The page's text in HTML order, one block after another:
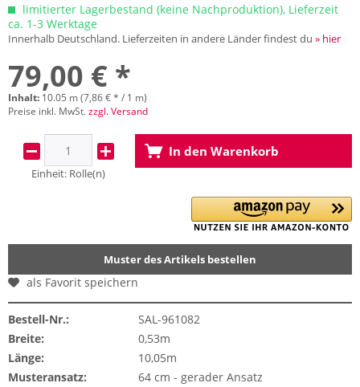
limitierter Lagerbestand (keine Nachproduktion), Lieferzeit
ca. 1-3 Werktage
Innerhalb Deutschland. Lieferzeiten in andere Länder findest du » hier
79,00 € *
Inhalt: 10.05 m (7,86 € * / 1 m)
Preise inkl. MwSt.zzgl. Versand
Einheit: Rolle(n)
In den Warenkorb
Muster des Artikels bestellen
als Favorit speichern
Bestell-Nr.:
SAL-961082
Breite:
0,53m
Länge:
10,05m
Musteransatz:
64 cm - gerader Ansatz